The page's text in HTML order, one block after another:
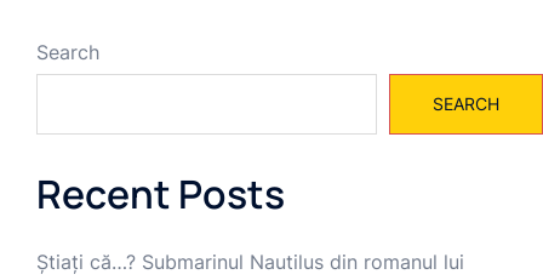
Search
SEARCH
Recent Posts
Știați că…? Submarinul Nautilus din romanul lui